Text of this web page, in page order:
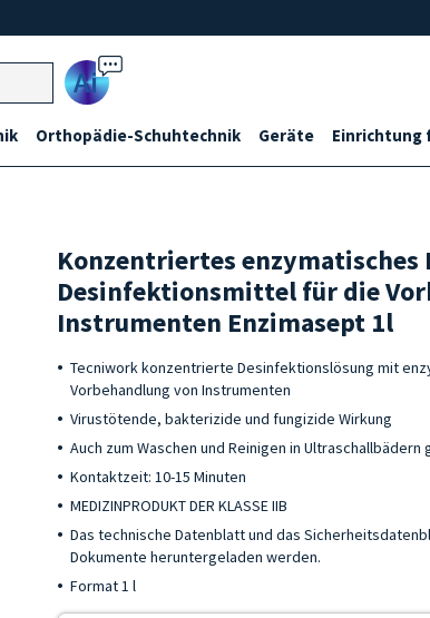
Ai
Orthopädie-Schuhtechnik Geräte Einrichtung
Konzentriertes enzymatisches
Desinfektionsmittel für die
Instrumenten Enzimasept 1l
Tecniwork konzentrierte Desinfektionslösung mit
Vorbehandlung von Instrumenten
Virustötende, bakterizide und fungizide Wirkung
Auch zum Waschen und Reinigen in Ultraschallbädern
Kontaktzeit: 10-15 Minuten
MEDIZINPRODUKT DER KLASSE IIB
Das technische Datenblatt und das
Dokumente heruntergeladen werden.
Format 1 l